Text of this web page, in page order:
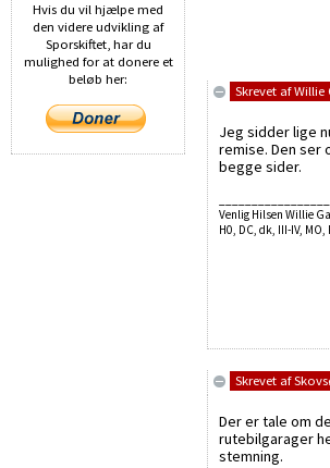
Skrevet afWillie
Jeg sidder lige
remise. Den ser
begge sider.
Venlig Hilsen Willie
H0, DC, dk, III-IV, MO,
Skrevet af
Der er tale om
rutebilgarager
stemning.
Hvis du vil hjælpe med
den videre udvikling af
Sporskiftet, har du
mulighed for at donere et
beløb her: